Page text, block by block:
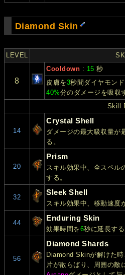
Diamond Skin
LEVEL
8
Cooldown : 15秒
皮膚を3秒間ダイヤモン
40%分のダメージを吸収
Skill
14
Crystal Shell
ダメージの最大吸収量が
る。
20
Prism
スキル効果中、全スペ
する。
32
Sleek Shell
スキル効果中、移動速度
44
Enduring Skin
効果時間を6秒に延長する
56
Diamond Shards
Diamond Skinが解けた
片が散らばり、周囲の敵